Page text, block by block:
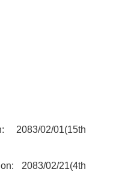
02/01(15th
2083/02/21(4th